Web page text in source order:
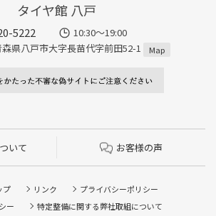
タイヤ館 八戸
5222
10:30～19:00
県八戸市大字長苗代字前田52-1
Map
いて お客様の声
プ リンク
プライバシーポリシー
ー
特定整備に関する弊社取組について